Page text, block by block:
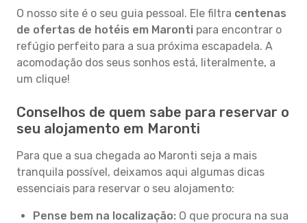
O nosso site é o seu guia pessoal. Ele filtra centenas
de ofertas de hotéis em Maronti para encontrar o
refúgio perfeito para a sua próxima escapadela. A
acomodação dos seus sonhos está, literalmente, a
um clique!
Conselhos de quem sabe para reservar o
seu alojamento em Maronti
Para que a sua chegada ao Maronti seja a mais
tranquila possível, deixamos aqui algumas dicas
essenciais para reservar o seu alojamento:
Pense bem na localização: O que procura na sua